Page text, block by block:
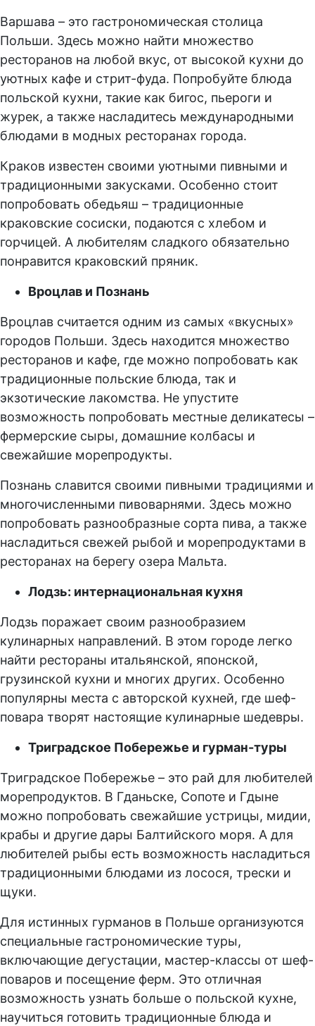
Варшава – это гастрономическая столица
Польши. Здесь можно найти множество
ресторанов на любой вкус, от высокой кухни до
уютных кафе и стрит-фуда. Попробуйте блюда
польской кухни, такие как бигос, пьероги и
журек, а также насладитесь международными
блюдами в модных ресторанах города.
Краков известен своими уютными пивными и
традиционными закусками. Особенно стоит
попробовать обедьяш – традиционные
краковские сосиски, подаются с хлебом и
горчицей. А любителям сладкого обязательно
понравится краковский пряник.
Вроцлав и Познань
Вроцлав считается одним из самых «вкусных»
городов Польши. Здесь находится множество
ресторанов и кафе, где можно попробовать как
традиционные польские блюда, так и
экзотические лакомства. Не упустите
возможность попробовать местные деликатесы –
фермерские сыры, домашние колбасы и
свежайшие морепродукты.
Познань славится своими пивными традициями и
многочисленными пивоварнями. Здесь можно
попробовать разнообразные сорта пива, а также
насладиться свежей рыбой и морепродуктами в
ресторанах на берегу озера Мальта.
Лодзь: интернациональная кухня
Лодзь поражает своим разнообразием
кулинарных направлений. В этом городе легко
найти рестораны итальянской, японской,
грузинской кухни и многих других. Особенно
популярны места с авторской кухней, где шеф-
повара творят настоящие кулинарные шедевры.
Триградское Побережье и гурман-туры
Триградское Побережье – это рай для любителей
морепродуктов. В Гданьске, Сопоте и Гдыне
можно попробовать свежайшие устрицы, мидии,
крабы и другие дары Балтийского моря. А для
любителей рыбы есть возможность насладиться
традиционными блюдами из лосося, трески и
щуки.
Для истинных гурманов в Польше организуются
специальные гастрономические туры,
включающие дегустации, мастер-классы от шеф-
поваров и посещение ферм. Это отличная
возможность узнать больше о польской кухне,
научиться готовить традиционные блюда и